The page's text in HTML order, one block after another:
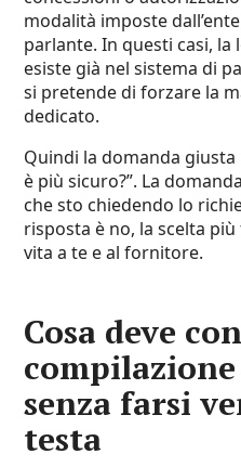
modalità imposte
parlante. In questi casi, la
esiste già nel sistema di
si pretende di forzare la
dedicato.
Quindi la domanda
è più sicuro?”. La
che sto chiedendo lo
risposta è no, la scelta
vita a te e al fornitore.
Cosa deve
senza farsi
testa